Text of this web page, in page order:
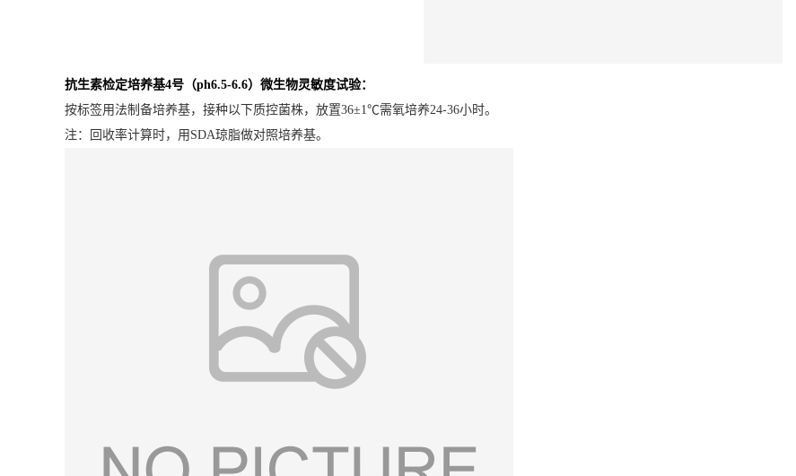
抗生素检定培养基4号（ph6.5-6.6） 微生物灵敏度试验：
按标签用法制备培养基，接种以下质控菌株，放置36±1℃需氧培养24-36小时。
注：回收率计算时，用SDA琼脂做对照培养基。